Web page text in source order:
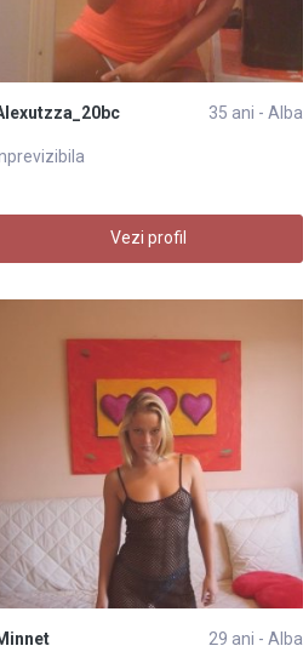
35 ani - Alba
Vezi profil
29 ani - Alba